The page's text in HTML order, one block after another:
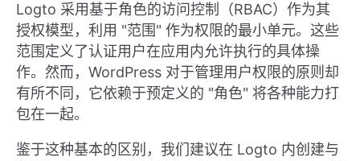
Logto 采用基于角色的访问控制（RBAC）作为其
授权模型，利用 "范围" 作为权限的最小单元。这些
范围定义了认证用户在应用内允许执行的具体操
作。然而，WordPress 对于管理用户权限的原则却
有所不同，它依赖于预定义的 "角色" 将各种能力打
包在一起。
鉴于这种基本的区别，我们建议在 Logto 内创建与